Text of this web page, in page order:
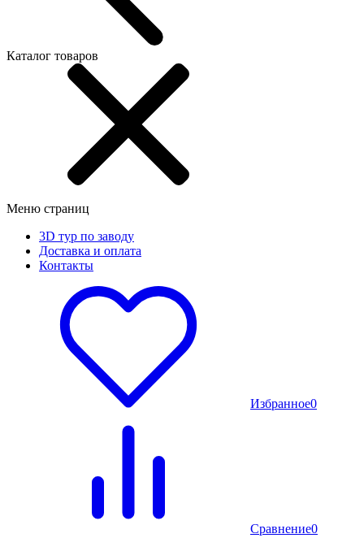
Каталог товаров
Меню страниц
3D тур по заводу
Доставка и оплата
Контакты
Избранное0
Сравнение0